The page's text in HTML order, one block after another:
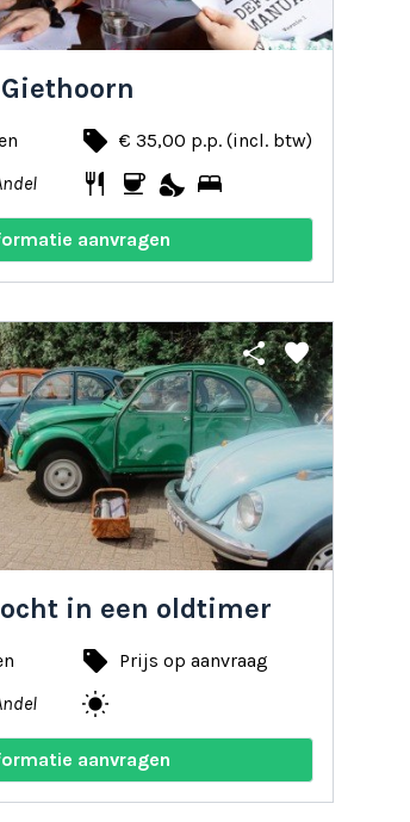
local_offer € 35,00 p.p. (incl. btw)
restaurant coffee nights_stay bed
aanvragen
share favorite
in een oldtimer
local_offer Prijs op aanvraag
wb_sunny
aanvragen